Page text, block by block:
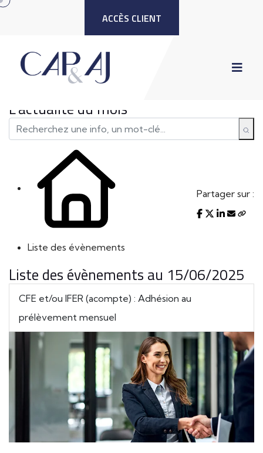
ACCÈS CLIENT
L'actualité du mois
Liste des évènements
Partager sur :
Liste des évènements au 15/06/2025
CFE et/ou IFER (acompte) : Adhésion au
prélèvement mensuel